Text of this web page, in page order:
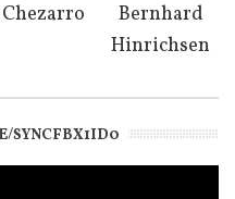
Chezarro
Bernhard
Hinrichsen
SYNCFBX1ID0